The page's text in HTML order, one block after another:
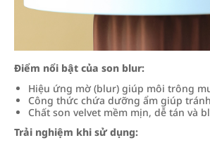
Điểm nổi bật của son blur:
Hiệu ứng mờ (blur) giúp môi trông
Công thức chứa dưỡng ẩm giúp
Chất son velvet mềm mịn, dễ tán và
Trải nghiệm khi sử dụng: